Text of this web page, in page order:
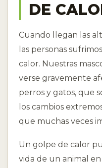
DE
Cuando llegan las
las personas
calor. Nuestras
verse gravemente
perros y gatos, que
los cambios
que muchas veces
Un golpe de calor
vida de un animal